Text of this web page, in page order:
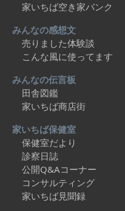
家いちば空き家バンク
みんなの感想文
売りました体験談
こんな風に使ってます
みんなの伝言板
田舎図鑑
家いちば商店街
家いちば保健室
保健室だより
診察日誌
公開Q&Aコーナー
コンサルティング
家いちば見聞録